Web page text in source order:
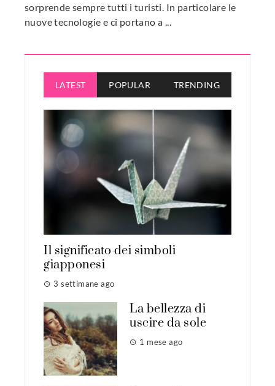
sorprende sempre tutti i turisti. In particolare le
nuove tecnologie e ci portano a ...
LATEST POPULAR TRENDING
Il significato dei simboli
giapponesi
3 settimane ago
La bellezza di
uscire da sole
1 mese ago